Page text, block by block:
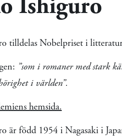
Ishiguro
tilldelas Nobelpriset i
”som i romaner med stark
i världen”.
hemsida.
är född 1954 i Nagasaki i